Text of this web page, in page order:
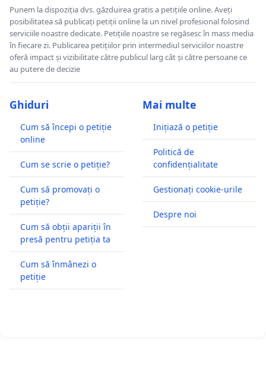
Punem la dispoziția dvs. găzduirea gratis a petițiile online. Aveți
posibilitatea să publicați petiții online la un nivel profesional folosind
serviciile noastre dedicate. Petițiile noastre se regăsesc în mass media
în fiecare zi. Publicarea petițiilor prin intermediul serviciilor noastre
oferă impact și vizibilitate către publicul larg cât și către persoane ce
au putere de decizie
Ghiduri
Cum să începi o petiție
online
Cum se scrie o petiție?
Cum să promovați o
petiție?
Cum să obții apariții în
presă pentru petiția ta
Cum să înmânezi o
petiție
Mai multe
Inițiază o petiție
Politică de
confidențialitate
Gestionați cookie-urile
Despre noi